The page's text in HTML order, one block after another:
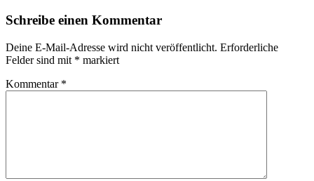
Schreibe einen Kommentar
Deine E-Mail-Adresse wird nicht veröffentlicht. Erforderliche
Felder sind mit * markiert
Kommentar *